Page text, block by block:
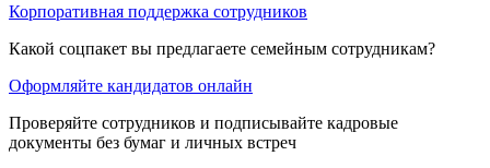
Корпоративная поддержка сотрудников
Какой соцпакет вы предлагаете семейным сотрудникам?
Оформляйте кандидатов онлайн
Проверяйте сотрудников и подписывайте кадровые
документы без бумаг и личных встреч